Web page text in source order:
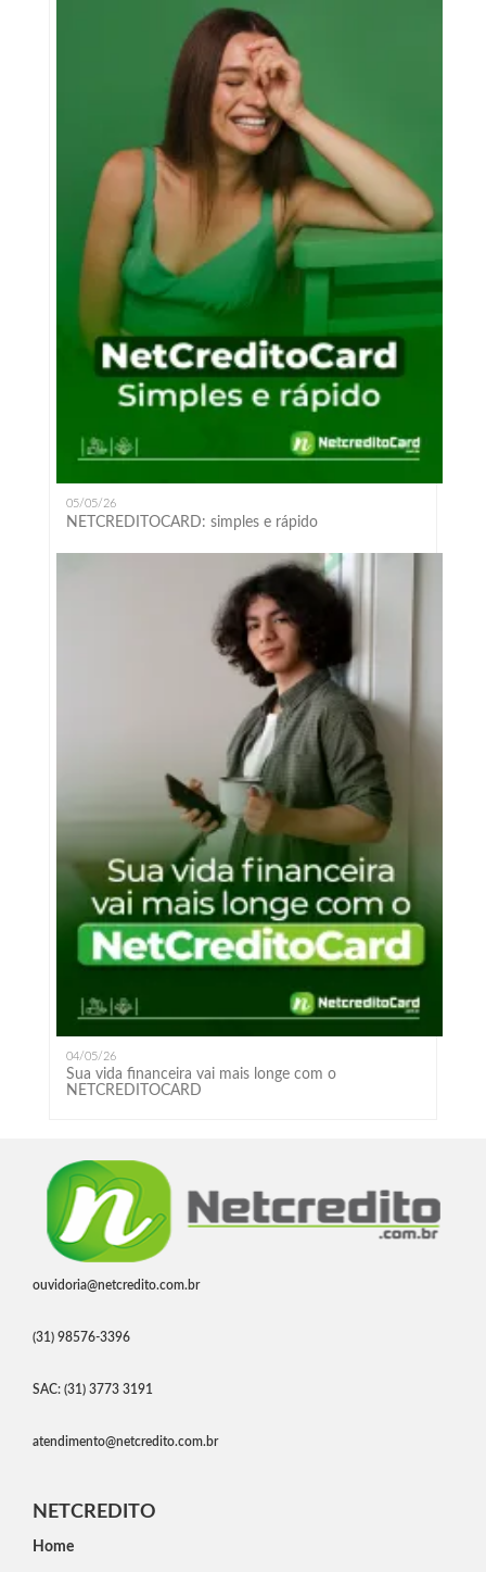
05/05/26
NETCREDITOCARD: simples e rápido
04/05/26
Sua vida financeira vai mais longe com o
NETCREDITOCARD
ouvidoria@netcredito.com.br
(31) 98576-3396
SAC: (31) 3773 3191
atendimento@netcredito.com.br
NETCREDITO
Home